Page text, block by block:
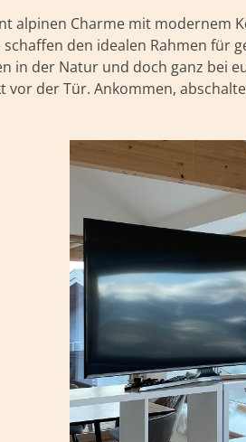
alpinen Charme mit modernem
den idealen Rahmen für
in der Natur und doch ganz bei
der Tür. Ankommen,